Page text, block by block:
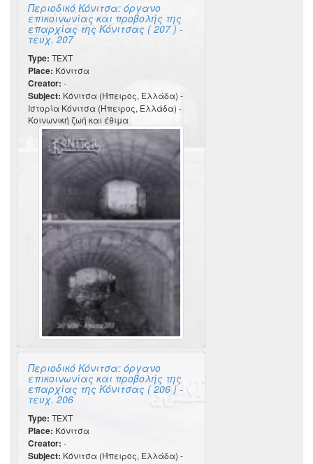
Περιοδικό Κόνιτσα: όργανο
επικοινωνίας και προβολής της
επαρχίας της Κόνιτσας ( 207 ) -
τευχ. 207
Type: TEXT
Place: Κόνιτσα
Creator: -
Subject: Κόνιτσα (Ήπειρος, Ελλάδα) -
Ιστορία Κόνιτσα (Ήπειρος, Ελλάδα) -
Κοινωνική ζωή και έθιμα
Περιοδικό Κόνιτσα: όργανο
επικοινωνίας και προβολής της
επαρχίας της Κόνιτσας ( 206 ) -
τευχ. 206
Type: TEXT
Place: Κόνιτσα
Creator: -
Subject: Κόνιτσα (Ήπειρος, Ελλάδα) -